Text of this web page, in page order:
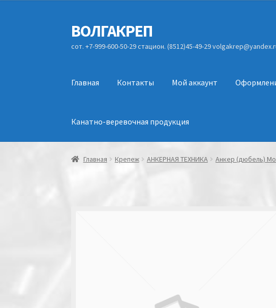
Перейти
к
навигации
Перейти
к
содержимому
ВОЛГАКРЕП
сот. +7-999-600-50-29 стацион. (8512)45-49-29
Главная Контакты Мой аккаунт
Канатно-веревочная продукция
Главная Крепеж АНКЕРНАЯ ТЕХНИКА Анкер (дюбель)